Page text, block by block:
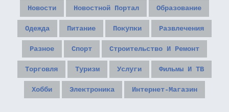
Новости Новостной Портал Образование
Одежда Питание Покупки Развлечения
Разное Спорт Строительство И Ремонт
Торговля Туризм Услуги Фильмы И ТВ
Хобби Электроника Интернет-Магазин